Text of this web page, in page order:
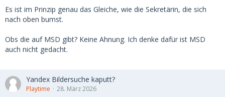
Es ist im Prinzip genau das Gleiche, wie die Sekretärin, die sich
nach oben bumst.
Obs die auf MSD gibt? Keine Ahnung. Ich denke dafür ist MSD
auch nicht gedacht.
Yandex Bildersuche kaputt?
Playtime 28. März 2026